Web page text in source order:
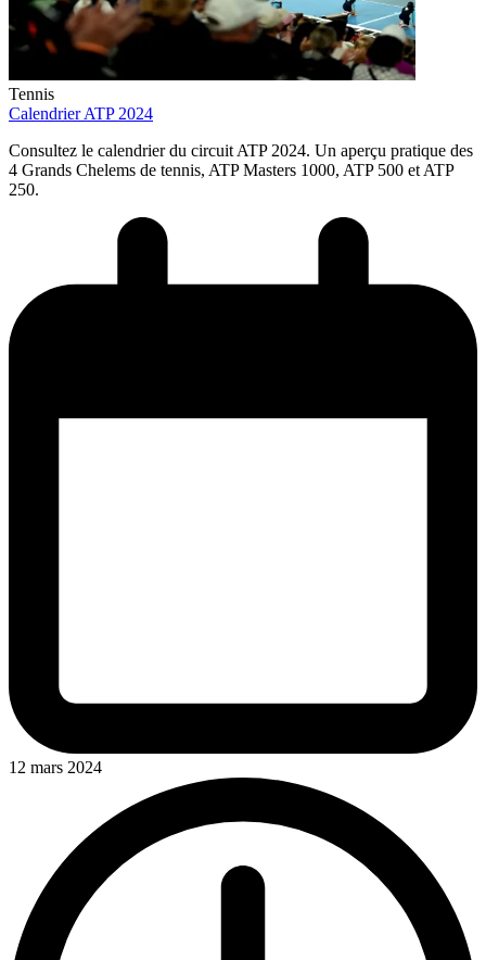
Tennis
Calendrier ATP 2024
Consultez le calendrier du circuit ATP 2024. Un aperçu pratique des
4 Grands Chelems de tennis, ATP Masters 1000, ATP 500 et ATP
250.
12 mars 2024